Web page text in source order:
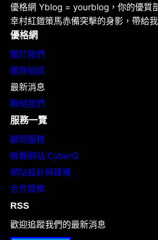
優格網 Yblog = yourblog，你的優質
幸村紅鎧策馬赤備突擊的身影，帶給
優格網
關於我們
團隊組成
最新消息
聯絡我們
服務一覽
顧問服務
推薦網站:CyberQ
網站設計與建構
合作提案
RSS
歡迎追蹤我們的最新消息